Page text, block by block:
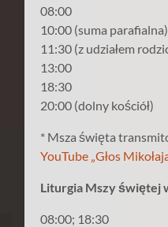
08:00
10:00 (suma
11:30 (z udziałem
13:00
18:30
20:00 (dolny kościół)
* Msza święta
YouTube „Głos
Liturgia Mszy świętej
08:00; 18:30